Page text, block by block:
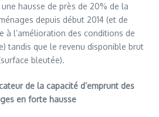
hausse de près de 20% de la
depuis début 2014 (et de
à l’amélioration des conditions de
tandis que le revenu disponible brut
bleutée).
de la capacité d’emprunt des
en forte hausse